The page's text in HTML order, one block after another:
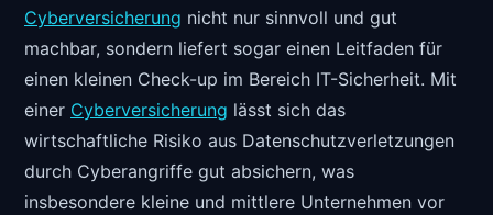
Cyberversicherung nicht nur sinnvoll und gut
machbar, sondern liefert sogar einen Leitfaden für
einen kleinen Check-up im Bereich IT-Sicherheit. Mit
einer Cyberversicherung lässt sich das
wirtschaftliche Risiko aus Datenschutzverletzungen
durch Cyberangriffe gut absichern, was
insbesondere kleine und mittlere Unternehmen vor